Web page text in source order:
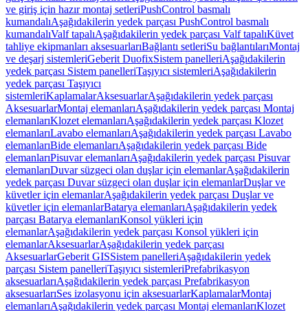
ve giriş için hazır montaj setleriPushControl basmalı
kumandalıAşağıdakilerin yedek parçası PushControl basmalı
kumandalıValf tapalıAşağıdakilerin yedek parçası Valf tapalıKüvet
tahliye ekipmanları aksesuarlarıBağlantı setleriSu bağlantılarıMontaj
ve deşarj sistemleriGeberit DuofixSistem panelleriAşağıdakilerin
yedek parçası Sistem panelleriTaşıyıcı sistemleriAşağıdakilerin
yedek parçası Taşıyıcı
sistemleriKaplamalarAksesuarlarAşağıdakilerin yedek parçası
AksesuarlarMontaj elemanlarıAşağıdakilerin yedek parçası Montaj
elemanlarıKlozet elemanlarıAşağıdakilerin yedek parçası Klozet
elemanlarıLavabo elemanlarıAşağıdakilerin yedek parçası Lavabo
elemanlarıBide elemanlarıAşağıdakilerin yedek parçası Bide
elemanlarıPisuvar elemanlarıAşağıdakilerin yedek parçası Pisuvar
elemanlarıDuvar süzgeci olan duşlar için elemanlarAşağıdakilerin
yedek parçası Duvar süzgeci olan duşlar için elemanlarDuşlar ve
küvetler için elemanlarAşağıdakilerin yedek parçası Duşlar ve
küvetler için elemanlarBatarya elemanlarıAşağıdakilerin yedek
parçası Batarya elemanlarıKonsol yükleri için
elemanlarAşağıdakilerin yedek parçası Konsol yükleri için
elemanlarAksesuarlarAşağıdakilerin yedek parçası
AksesuarlarGeberit GISSistem panelleriAşağıdakilerin yedek
parçası Sistem panelleriTaşıyıcı sistemleriPrefabrikasyon
aksesuarlarıAşağıdakilerin yedek parçası Prefabrikasyon
aksesuarlarıSes izolasyonu için aksesuarlarKaplamalarMontaj
elemanlarıAşağıdakilerin yedek parçası Montaj elemanlarıKlozet